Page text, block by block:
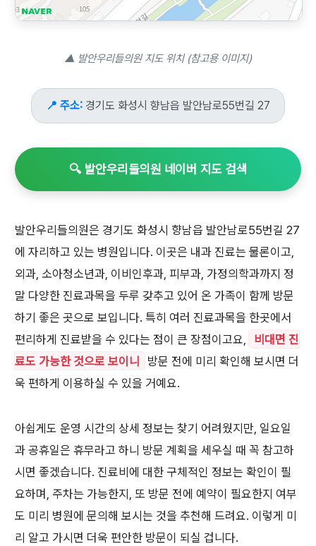
▲ 발안우리들의원 지도 위치 (참고용 이미지)
📍 주소: 경기도 화성시 향남읍 발안남로55번길 27
🔍 발안우리들의원 네이버 지도 검색
발안우리들의원은 경기도 화성시 향남읍 발안남로55번길 27
에 자리하고 있는 병원입니다. 이곳은 내과 진료는 물론이고,
외과, 소아청소년과, 이비인후과, 피부과, 가정의학과까지 정
말 다양한 진료과목을 두루 갖추고 있어 온 가족이 함께 방문
하기 좋은 곳으로 보입니다. 특히 여러 진료과목을 한곳에서
편리하게 진료받을 수 있다는 점이 큰 장점이고요,
비대면 진
료도 가능한 것으로 보이니
방문 전에 미리 확인해 보시면 더
욱 편하게 이용하실 수 있을 거예요.
아쉽게도 운영 시간의 상세 정보는 찾기 어려웠지만, 일요일
과 공휴일은 휴무라고 하니 방문 계획을 세우실 때 꼭 참고하
시면 좋겠습니다. 진료비에 대한 구체적인 정보는 확인이 필
요하며, 주차는 가능한지, 또 방문 전에 예약이 필요한지 여부
도 미리 병원에 문의해 보시는 것을 추천해 드려요. 이렇게 미
리 알고 가시면 더욱 편안한 방문이 되실 겁니다.